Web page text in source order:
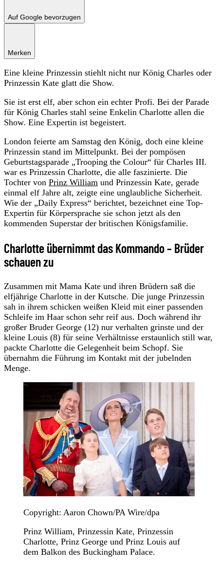
Auf Google bevorzugen
Merken
Eine kleine Prinzessin stiehlt nicht nur König Charles oder
Prinzessin Kate glatt die Show.
Sie ist erst elf, aber schon ein echter Profi. Bei der Parade
für König Charles stahl seine Enkelin Charlotte allen die
Show. Eine Expertin ist begeistert.
London feierte am Samstag den König, doch eine kleine
Prinzessin stand im Mittelpunkt. Bei der pompösen
Geburtstagsparade „Trooping the Colour“ für Charles III.
war es Prinzessin Charlotte, die alle faszinierte. Die
Tochter von Prinz William und Prinzessin Kate, gerade
einmal elf Jahre alt, zeigte eine unglaubliche Sicherheit.
Wie der „Daily Express“ berichtet, bezeichnet eine Top-
Expertin für Körpersprache sie schon jetzt als den
kommenden Superstar der britischen Königsfamilie.
Charlotte übernimmt das Kommando – Brüder
schauen zu
Zusammen mit Mama Kate und ihren Brüdern saß die
elfjährige Charlotte in der Kutsche. Die junge Prinzessin
sah in ihrem schicken weißen Kleid mit einer passenden
Schleife im Haar schon sehr reif aus. Doch während ihr
großer Bruder George (12) nur verhalten grinste und der
kleine Louis (8) für seine Verhältnisse erstaunlich still war,
packte Charlotte die Gelegenheit beim Schopf. Sie
übernahm die Führung im Kontakt mit der jubelnden
Menge.
Copyright: Aaron Chown/PA Wire/dpa
Prinz William, Prinzessin Kate, Prinzessin
Charlotte, Prinz George und Prinz Louis auf
dem Balkon des Buckingham Palace.